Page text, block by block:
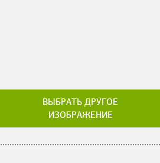
ВЫБРАТЬ ДРУГОЕ
ИЗОБРАЖЕНИЕ